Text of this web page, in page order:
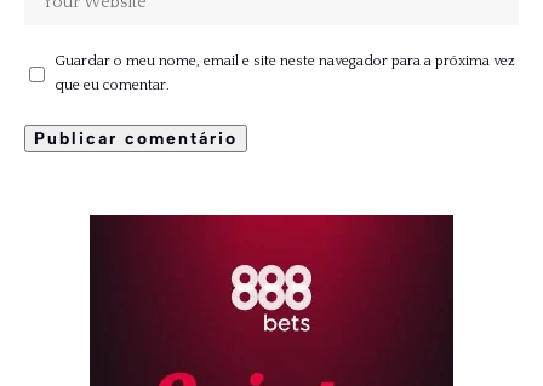
Guardar o meu nome, email e site neste navegador para a próxima vez
que eu comentar.